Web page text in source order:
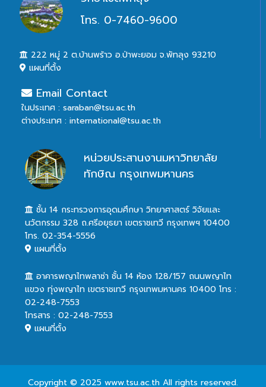
โทร. 0-7460-9600
222 หมู่ 2 ต.บ้านพร้าว อ.ป่าพะยอม จ.พัทลุง 93210
แผนที่ตั้ง
Email Contact
ในประเทศ : saraban@tsu.ac.th
ต่างประเทศ : international@tsu.ac.th
หน่วยประสานงานมหาวิทยาลัย
ทักษิณ กรุงเทพมหานคร
ชั้น 14 กระทรวงการอุดมศึกษา วิทยาศาสตร์ วิจัยและ
นวัตกรรม 328 ถ.ศรีอยุธยา เขตราชเทวี กรุงเทพฯ 10400
โทร. 02-354-5556
แผนที่ตั้ง
อาคารพญาไทพลาซ่า ชั้น 14 ห้อง 128/157 ถนนพญาไท
แขวง ทุ่งพญาไท เขตราชเทวี กรุงเทพมหานคร 10400 โทร :
02-248-7553
โทรสาร : 02-248-7553
แผนที่ตั้ง
Copyright © 2025 www.tsu.ac.th All rights reserved.